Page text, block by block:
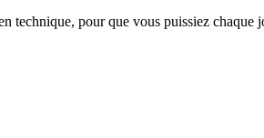
technique, pour que vous puissiez chaque